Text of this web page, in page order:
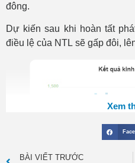
đông.
Dự kiến sau khi hoàn tất
điều lệ của NTL sẽ gấp đôi,
BÀI VIẾT TRƯỚC